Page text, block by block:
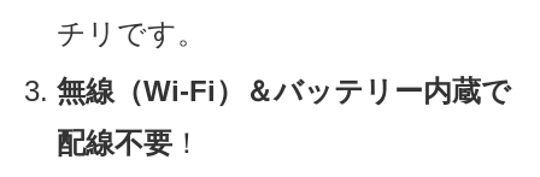
チリです。
無線（Wi-Fi）＆バッテリー内蔵で
配線不要！